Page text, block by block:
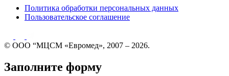
Политика обработки персональных данных
Пользовательское соглашение
© ООО “МЦСМ «Евромед», 2007 – 2026.
Заполните форму